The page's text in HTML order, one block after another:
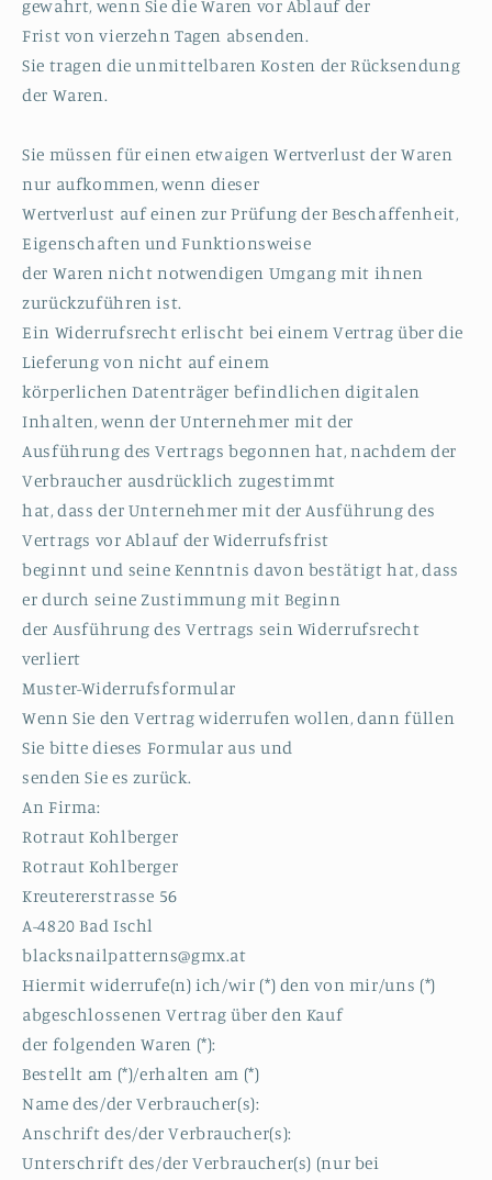
gewahrt, wenn Sie die Waren vor Ablauf der
Frist von vierzehn Tagen absenden.
Sie tragen die unmittelbaren Kosten der Rücksendung
der Waren.
Sie müssen für einen etwaigen Wertverlust der Waren
nur aufkommen, wenn dieser
Wertverlust auf einen zur Prüfung der Beschaffenheit,
Eigenschaften und Funktionsweise
der Waren nicht notwendigen Umgang mit ihnen
zurückzuführen ist.
Ein Widerrufsrecht erlischt bei einem Vertrag über die
Lieferung von nicht auf einem
körperlichen Datenträger befindlichen digitalen
Inhalten, wenn der Unternehmer mit der
Ausführung des Vertrags begonnen hat, nachdem der
Verbraucher ausdrücklich zugestimmt
hat, dass der Unternehmer mit der Ausführung des
Vertrags vor Ablauf der Widerrufsfrist
beginnt und seine Kenntnis davon bestätigt hat, dass
er durch seine Zustimmung mit Beginn
der Ausführung des Vertrags sein Widerrufsrecht
verliert
Muster-Widerrufsformular
Wenn Sie den Vertrag widerrufen wollen, dann füllen
Sie bitte dieses Formular aus und
senden Sie es zurück.
An Firma:
Rotraut Kohlberger
Rotraut Kohlberger
Kreutererstrasse 56
A-4820 Bad Ischl
blacksnailpatterns@gmx.at
Hiermit widerrufe(n) ich/wir (*) den von mir/uns (*)
abgeschlossenen Vertrag über den Kauf
der folgenden Waren (*):
Bestellt am (*)/erhalten am (*)
Name des/der Verbraucher(s):
Anschrift des/der Verbraucher(s):
Unterschrift des/der Verbraucher(s) (nur bei